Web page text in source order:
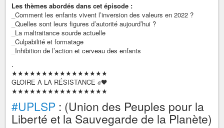
Les thèmes abordés dans cet épisode :
_Comment les enfants vivent l’inversion des valeurs en 2022 ?
_Quelles sont leurs figures d’autorité aujourd’hui ?
_La maltraitance sourde actuelle
_Culpabilité et formatage
_Inhibition de l’action et cerveau des enfants
.
★★★★★★★★★★★★★★★★
GLOIRE À LA RÉSISTANCE ✊🖤
★★★★★★★★★★★★★★★★
#UPLSP : (Union des Peuples pour la
Liberté et la Sauvegarde de la Planète)